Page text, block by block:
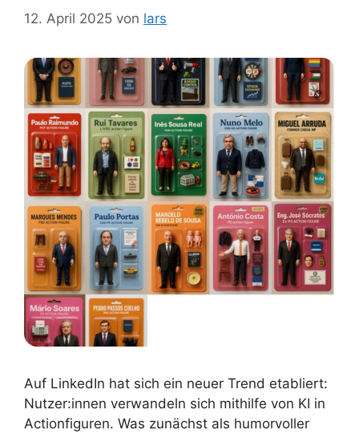
12. April 2025 von lars
Auf LinkedIn hat sich ein neuer Trend etabliert:
Nutzer:innen verwandeln sich mithilfe von KI in
Actionfiguren. Was zunächst als humorvoller